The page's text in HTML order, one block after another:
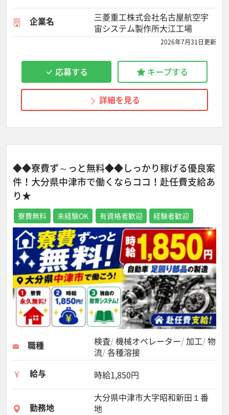
企業名
三菱重工株式会社名古屋航空宇
宙システム製作所大江工場
2026年7月31日更新
応募する キープする
詳細を見る
◆◆寮費ず～っと無料◆◆しっかり稼げる優良案
件！大分県中津市で働くならココ！赴任費支給あ
り★
寮費無料 未経験OK 有資格者歓迎 経験者歓迎
職種 検査 機械オペレーター 加工 物
流 各種溶接
給与
時給1,850円
勤務地
大分県中津市大字昭和新田１番
地